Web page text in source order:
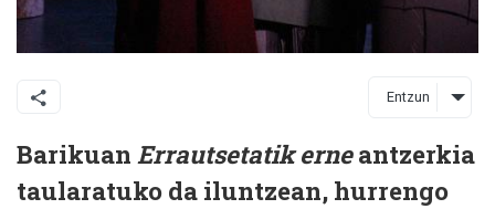
Entzun
Barikuan Errautsetatik erneantzerkia
taularatuko da iluntzean, hurrengo